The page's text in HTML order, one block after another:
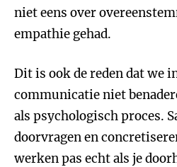
niet eens over
empathie gehad.
Dit is ook de reden dat we
communicatie niet
als psychologisch proces.
doorvragen en
werken pas echt als je